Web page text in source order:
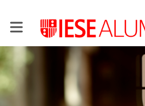
Toggle main navigation